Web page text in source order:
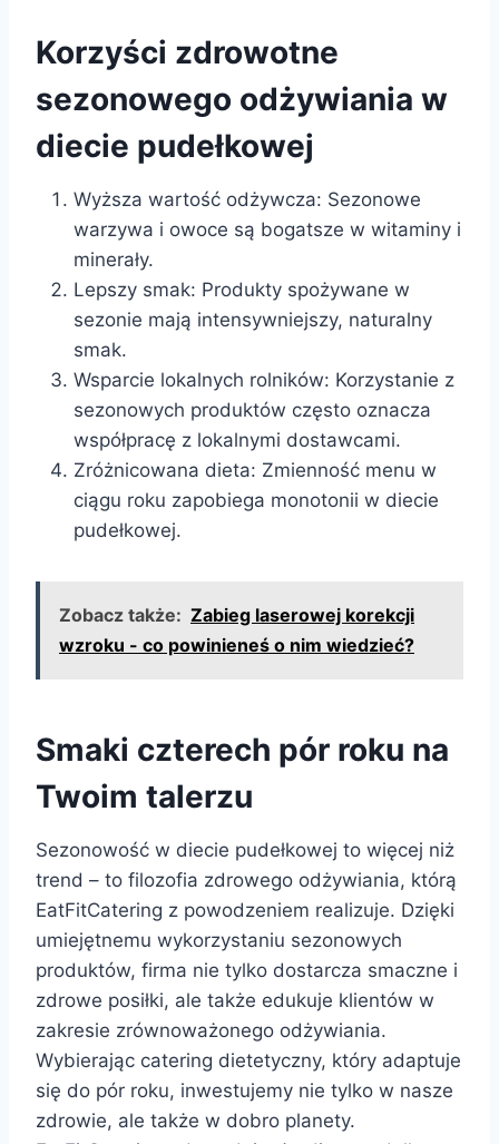
Korzyści zdrowotne
sezonowego odżywiania w
diecie pudełkowej
Wyższa wartość odżywcza: Sezonowe
warzywa i owoce są bogatsze w witaminy i
minerały.
Lepszy smak: Produkty spożywane w
sezonie mają intensywniejszy, naturalny
smak.
Wsparcie lokalnych rolników: Korzystanie z
sezonowych produktów często oznacza
współpracę z lokalnymi dostawcami.
Zróżnicowana dieta: Zmienność menu w
ciągu roku zapobiega monotonii w diecie
pudełkowej.
Zobacz także: Zabieg laserowej korekcji
wzroku - co powinieneś o nim wiedzieć?
Smaki czterech pór roku na
Twoim talerzu
Sezonowość w diecie pudełkowej to więcej niż
trend – to filozofia zdrowego odżywiania, którą
EatFitCatering z powodzeniem realizuje. Dzięki
umiejętnemu wykorzystaniu sezonowych
produktów, firma nie tylko dostarcza smaczne i
zdrowe posiłki, ale także edukuje klientów w
zakresie zrównoważonego odżywiania.
Wybierając catering dietetyczny, który adaptuje
się do pór roku, inwestujemy nie tylko w nasze
zdrowie, ale także w dobro planety.